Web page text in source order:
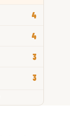
4
4
3
3